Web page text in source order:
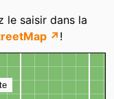
le saisir dans la
↗ !